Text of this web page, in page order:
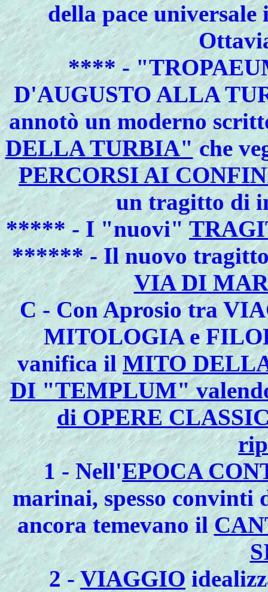
della pace
**** -
D'AUGUSTO ALLA
annotò un moderno
DELLA TURBIA"che
PERCORSI AI
un tragitto di
***** - I "nuovi"
****** - Il nuovo tragitto
VIA DI
C - Con Aprosio tra
MITOLOGIA e
vanifica ilMITO
DI "TEMPLUM"
di OPERE
1 - Nell'EPOCA
marinai, spesso convinti
ancora temevano il
2 -VIAGGIO